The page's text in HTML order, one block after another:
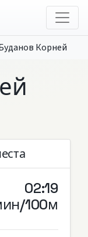
Корней
02:19
100м